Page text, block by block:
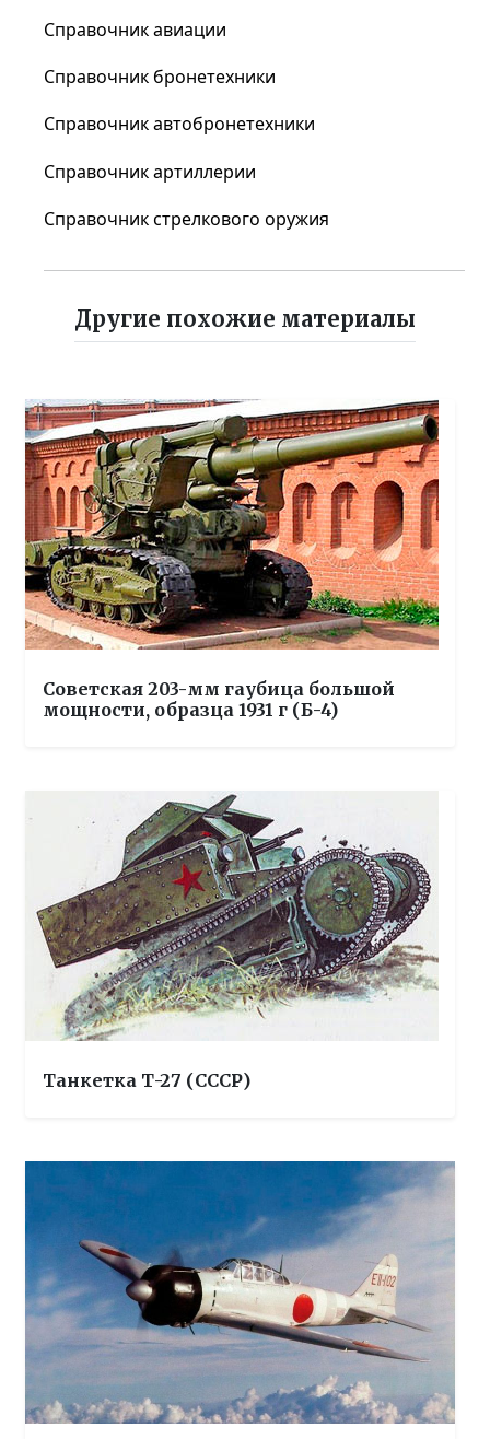
Справочник авиации
Справочник бронетехники
Справочник автобронетехники
Справочник артиллерии
Справочник стрелкового оружия
Другие похожие материалы
Советская 203-мм гаубица большой
мощности, образца 1931 г (Б-4)
Танкетка Т-27 (СССР)